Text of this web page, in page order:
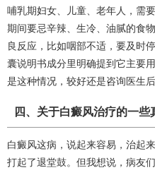
哺乳期妇女、儿童、老年人，需
期间要忌辛辣、生冷、油腻的食
良反应，比如咽部不适，要及时
囊说明书成分里明确提到它主要
是这种情况，较好还是咨询医生
四、关于白癜风治疗的一些
白癜风这病，说起来容易，治起
打起了退堂鼓。但我想说，病友